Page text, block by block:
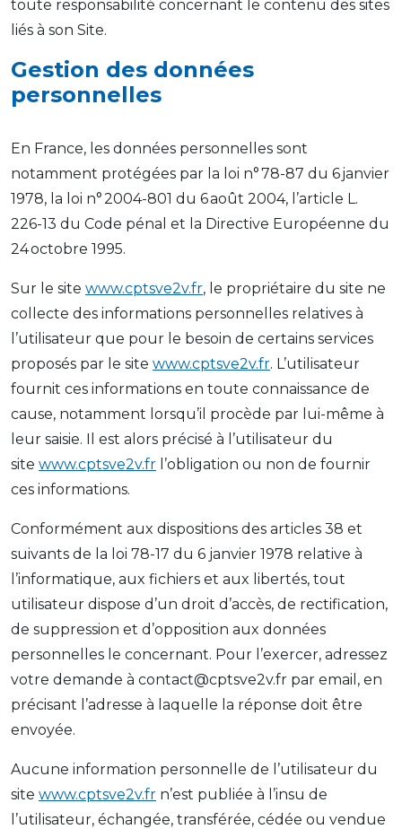
toute responsabilité concernant le contenu des sites
liés à son Site.
Gestion des données
personnelles
En France, les données personnelles sont
notamment protégées par la loi n° 78-87 du 6 janvier
1978, la loi n° 2004-801 du 6 août 2004, l’article L.
226-13 du Code pénal et la Directive Européenne du
24 octobre 1995.
Sur le site www.cptsve2v.fr, le propriétaire du site ne
collecte des informations personnelles relatives à
l’utilisateur que pour le besoin de certains services
proposés par le site www.cptsve2v.fr. L’utilisateur
fournit ces informations en toute connaissance de
cause, notamment lorsqu’il procède par lui-même à
leur saisie. Il est alors précisé à l’utilisateur du
site www.cptsve2v.fr l’obligation ou non de fournir
ces informations.
Conformément aux dispositions des articles 38 et
suivants de la loi 78-17 du 6 janvier 1978 relative à
l’informatique, aux fichiers et aux libertés, tout
utilisateur dispose d’un droit d’accès, de rectification,
de suppression et d’opposition aux données
personnelles le concernant. Pour l’exercer, adressez
votre demande à contact@cptsve2v.fr par email, en
précisant l’adresse à laquelle la réponse doit être
envoyée.
Aucune information personnelle de l’utilisateur du
site www.cptsve2v.fr n’est publiée à l’insu de
l’utilisateur, échangée, transférée, cédée ou vendue